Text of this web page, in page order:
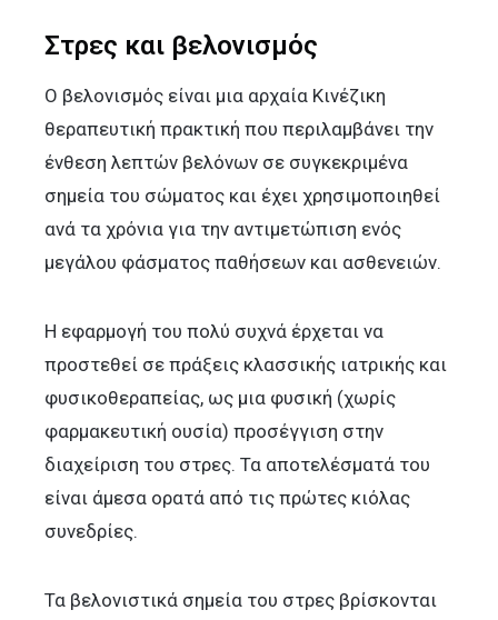
Στρες και βελονισμός
Ο βελονισμός είναι μια αρχαία Κινέζικη
θεραπευτική πρακτική που περιλαμβάνει την
ένθεση λεπτών βελόνων σε συγκεκριμένα
σημεία του σώματος και έχει χρησιμοποιηθεί
ανά τα χρόνια για την αντιμετώπιση ενός
μεγάλου φάσματος παθήσεων και ασθενειών.
Η εφαρμογή του πολύ συχνά έρχεται να
προστεθεί σε πράξεις κλασσικής ιατρικής και
φυσικοθεραπείας, ως μια φυσική (χωρίς
φαρμακευτική ουσία) προσέγγιση στην
διαχείριση του στρες. Τα αποτελέσματά του
είναι άμεσα ορατά από τις πρώτες κιόλας
συνεδρίες.
Τα βελονιστικά σημεία του στρες βρίσκονται